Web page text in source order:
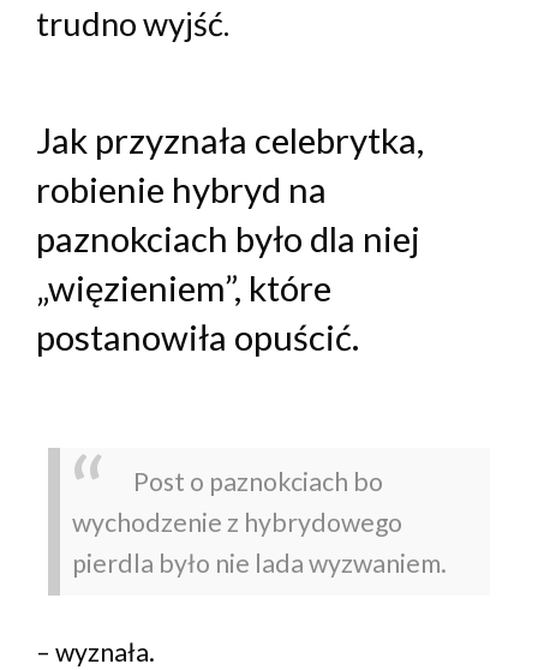
trudno wyjść.
Jak przyznała celebrytka,
robienie hybryd na
paznokciach było dla niej
„więzieniem”, które
postanowiła opuścić.
Post o paznokciach bo
wychodzenie z hybrydowego
pierdla było nie lada wyzwaniem.
– wyznała.